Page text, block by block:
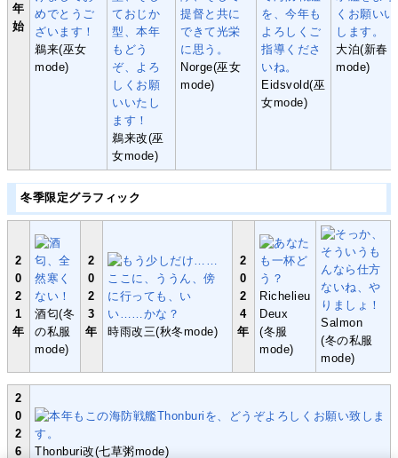
年
始
鵜来(巫女
mode)
鵜来改(巫
女mode)
Norge(巫女
mode)
Eidsvold(巫
女mode)
大泊(新春
mode)
冬季限定グラフィック
2
0
2
1
年
酒匂(冬
の私服
mode)
2
0
2
3
年
時雨改三(秋冬mode)
2
0
2
4
年
Richelieu
Deux
(冬服
mode)
Salmon
(冬の私服
mode)
2
0
2
6
Thonburi改(七草粥mode)